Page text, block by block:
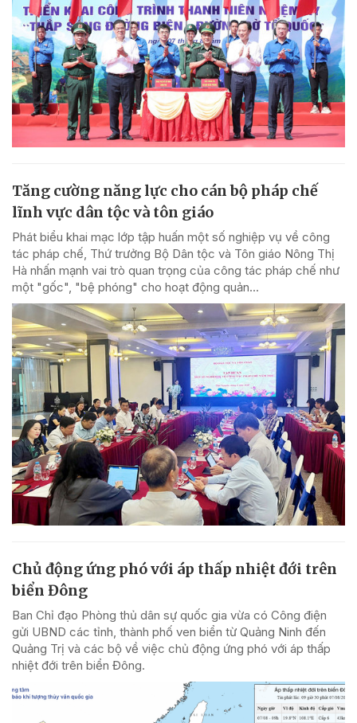
Tăng cường năng lực cho cán bộ pháp chế
lĩnh vực dân tộc và tôn giáo
Phát biểu khai mạc lớp tập huấn một số nghiệp vụ về công
tác pháp chế, Thứ trưởng Bộ Dân tộc và Tôn giáo Nông Thị
Hà nhấn mạnh vai trò quan trọng của công tác pháp chế như
một "gốc", "bệ phóng" cho hoạt động quản...
Chủ động ứng phó với áp thấp nhiệt đới trên
biển Đông
Ban Chỉ đạo Phòng thủ dân sự quốc gia vừa có Công điện
gửi UBND các tỉnh, thành phố ven biển từ Quảng Ninh đến
Quảng Trị và các bộ về việc chủ động ứng phó với áp thấp
nhiệt đới trên biển Đông.